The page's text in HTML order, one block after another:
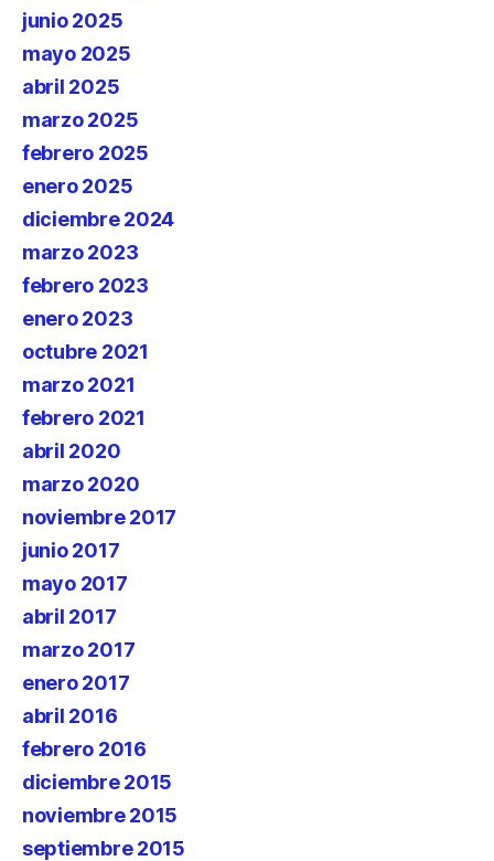
junio 2025
mayo 2025
abril 2025
marzo 2025
febrero 2025
enero 2025
diciembre 2024
marzo 2023
febrero 2023
enero 2023
octubre 2021
marzo 2021
febrero 2021
abril 2020
marzo 2020
noviembre 2017
junio 2017
mayo 2017
abril 2017
marzo 2017
enero 2017
abril 2016
febrero 2016
diciembre 2015
noviembre 2015
septiembre 2015